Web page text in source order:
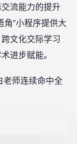
流能力的提升
角”小程序提供大
文化交际学习
进步赋能。
老师连续命中全